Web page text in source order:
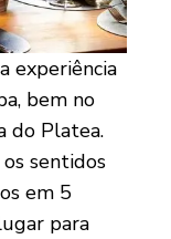
experiência
bem no
do Platea.
sentidos
em 5
para